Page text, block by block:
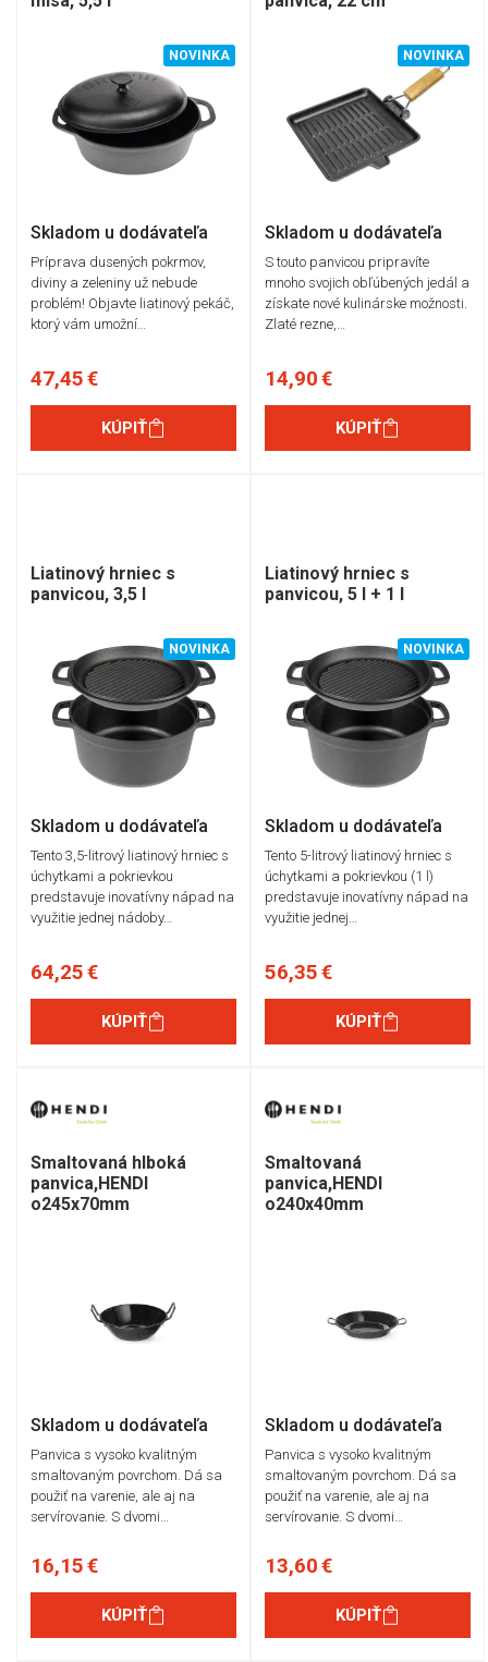
NOVINKA
Skladom u dodávateľa
Príprava dusených pokrmov,
diviny a zeleniny už nebude
problém! Objavte liatinový pekáč,
ktorý vám umožní…
47,45 €
KÚPIŤ
NOVINKA
Skladom u dodávateľa
S touto panvicou pripravíte
mnoho svojich obľúbených jedál a
získate nové kulinárske možnosti.
Zlaté rezne,…
14,90 €
KÚPIŤ
Liatinový hrniec s
panvicou, 3,5 l
NOVINKA
Skladom u dodávateľa
Tento 3,5-litrový liatinový hrniec s
úchytkami a pokrievkou
predstavuje inovatívny nápad na
využitie jednej nádoby…
64,25 €
KÚPIŤ
Liatinový hrniec s
panvicou, 5 l + 1 l
NOVINKA
Skladom u dodávateľa
Tento 5-litrový liatinový hrniec s
úchytkami a pokrievkou (1 l)
predstavuje inovatívny nápad na
využitie jednej…
56,35 €
KÚPIŤ
Smaltovaná hlboká
panvica,HENDI
o245x70mm
Skladom u dodávateľa
Panvica s vysoko kvalitným
smaltovaným povrchom. Dá sa
použiť na varenie, ale aj na
servírovanie. S dvomi…
16,15 €
KÚPIŤ
Smaltovaná
panvica,HENDI
o240x40mm
Skladom u dodávateľa
Panvica s vysoko kvalitným
smaltovaným povrchom. Dá sa
použiť na varenie, ale aj na
servírovanie. S dvomi…
13,60 €
KÚPIŤ